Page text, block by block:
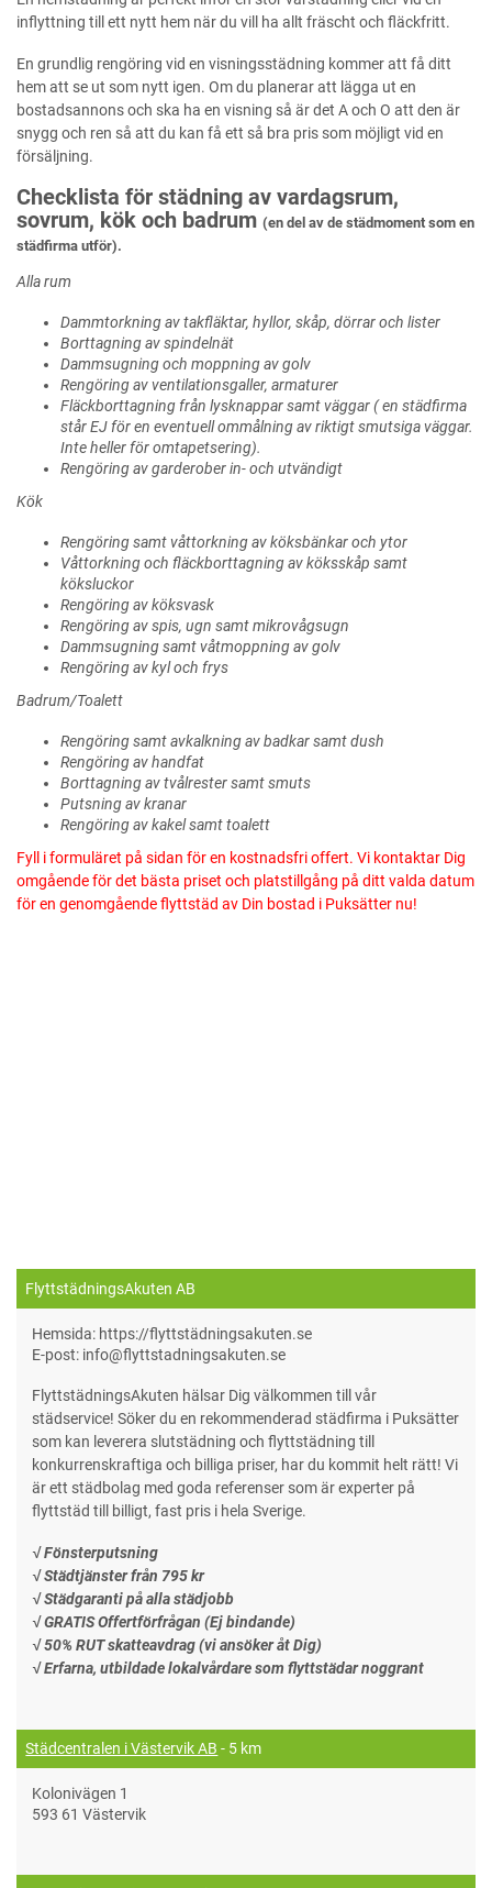
inflyttning till ett nytt hem när du vill ha allt fräscht och fläckfritt.
En grundlig rengöring vid en visningsstädning kommer att få ditt
hem att se ut som nytt igen. Om du planerar att lägga ut en
bostadsannons och ska ha en visning så är det A och O att den är
snygg och ren så att du kan få ett så bra pris som möjligt vid en
försäljning.
Checklista för städning av vardagsrum,
sovrum, kök och badrum (en del av de städmoment som en
städfirma utför).
Alla rum
Dammtorkning av takfläktar, hyllor, skåp, dörrar och lister
Borttagning av spindelnät
Dammsugning och moppning av golv
Rengöring av ventilationsgaller, armaturer
Fläckborttagning från lysknappar samt väggar ( en städfirma
står EJ för en eventuell ommålning av riktigt smutsiga väggar.
Inte heller för omtapetsering).
Rengöring av garderober in- och utvändigt
Kök
Rengöring samt våttorkning av köksbänkar och ytor
Våttorkning och fläckborttagning av köksskåp samt
köksluckor
Rengöring av köksvask
Rengöring av spis, ugn samt mikrovågsugn
Dammsugning samt våtmoppning av golv
Rengöring av kyl och frys
Badrum/Toalett
Rengöring samt avkalkning av badkar samt dush
Rengöring av handfat
Borttagning av tvålrester samt smuts
Putsning av kranar
Rengöring av kakel samt toalett
Fyll i formuläret på sidan för en kostnadsfri offert. Vi kontaktar Dig
omgående för det bästa priset och platstillgång på ditt valda datum
för en genomgående flyttstäd av Din bostad i Puksätter nu!
FlyttstädningsAkuten AB
Hemsida: https://flyttstädningsakuten.se
E-post: info@flyttstadningsakuten.se
FlyttstädningsAkuten hälsar Dig välkommen till vår
städservice! Söker du en rekommenderad städfirma i Puksätter
som kan leverera slutstädning och flyttstädning till
konkurrenskraftiga och billiga priser, har du kommit helt rätt! Vi
är ett städbolag med goda referenser som är experter på
flyttstäd till billigt, fast pris i hela Sverige.
√ Fönsterputsning
√ Städtjänster från 795 kr
√ Städgaranti på alla städjobb
√ GRATIS Offertförfrågan (Ej bindande)
√ 50% RUT skatteavdrag (vi ansöker åt Dig)
√ Erfarna, utbildade lokalvårdare som flyttstädar noggrant
Städcentralen i Västervik AB - 5 km
Kolonivägen 1
593 61 Västervik